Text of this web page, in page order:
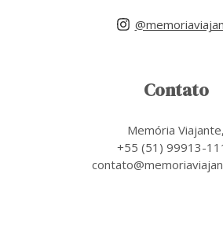
Contato
Memória Viajante,
+55 (51) 99913-